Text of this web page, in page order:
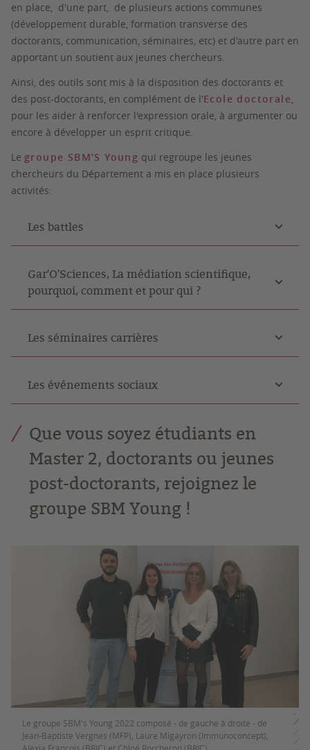
en place, d'une part, de plusieurs actions communes
(développement durable, formation transverse des
doctorants, communication, séminaires, etc) et d'autre part en
apportant un soutient aux jeunes chercheurs.
Ainsi, des outils sont mis à la disposition des doctorants et
des post-doctorants, en complément de l'Ecole doctorale,
pour les aider à renforcer l'expression orale, à argumenter ou
encore à développer un esprit critique.
Le groupe SBM’S Young qui regroupe les jeunes
chercheurs du Département a mis en place plusieurs
activités:
Les battles
Gar'O'Sciences, La médiation scientifique,
pourquoi, comment et pour qui ?
Les séminaires carrières
Les événements sociaux
Que vous soyez étudiants en
Master 2, doctorants ou jeunes
post-doctorants, rejoignez le
groupe SBM Young !
Le groupe SBM's Young 2022 composé - de gauche à droite - de
Jean-Baptiste Vergnes (MFP), Laure Migayron (Immunoconcept),